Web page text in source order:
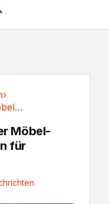
›
Insolvenz bei deutscher Möbel-Firma hat...
Möbel-
für